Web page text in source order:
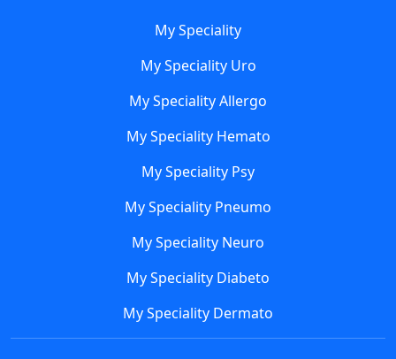
My Speciality
My Speciality Uro
My Speciality Allergo
My Speciality Hemato
My Speciality Psy
My Speciality Pneumo
My Speciality Neuro
My Speciality Diabeto
My Speciality Dermato